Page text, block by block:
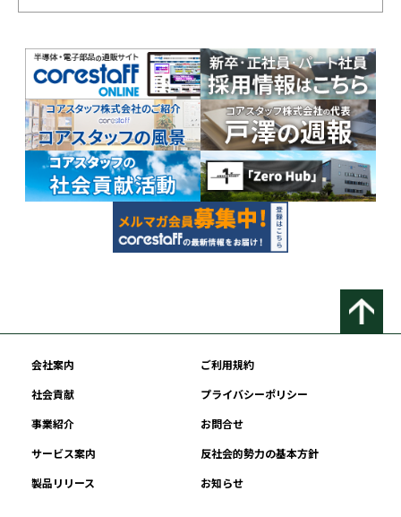
会社案内
ご利用規約
社会貢献
プライバシーポリシー
事業紹介
お問合せ
サービス案内
反社会的勢力の基本方針
製品リリース
お知らせ